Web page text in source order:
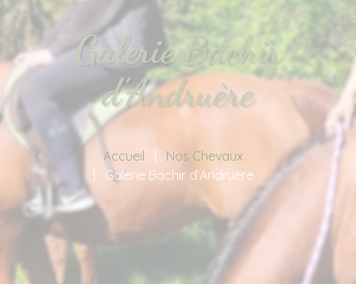
Galerie Bachir
d’Andruère
Accueil
Nos Chevaux
Galerie Bachir d’Andruère